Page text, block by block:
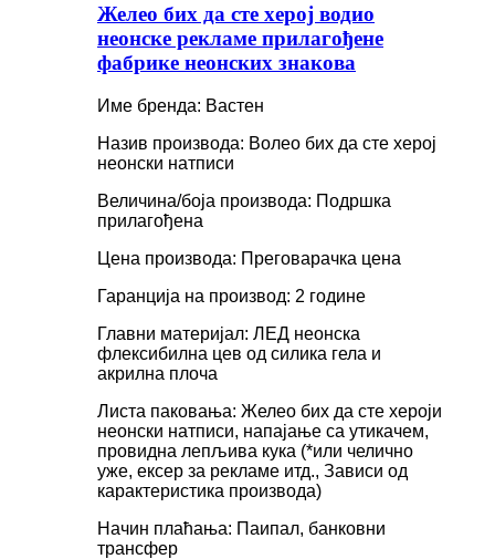
Желео бих да сте херој водио
неонске рекламе прилагођене
фабрике неонских знакова
Име бренда: Вастен
Назив производа: Волео бих да сте херој
неонски натписи
Величина/боја производа: Подршка
прилагођена
Цена производа: Преговарачка цена
Гаранција на производ: 2 године
Главни материјал: ЛЕД неонска
флексибилна цев од силика гела и
акрилна плоча
Листа паковања: Желео бих да сте хероји
неонски натписи, напајање са утикачем,
провидна лепљива кука (*или челично
уже, ексер за рекламе итд., Зависи од
карактеристика производа)
Начин плаћања: Паипал, банковни
трансфер